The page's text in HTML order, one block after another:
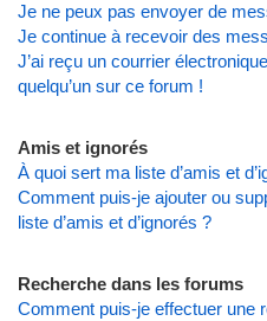
Je ne peux pas envoyer de
Je continue à recevoir des
J’ai reçu un courrier
quelqu’un sur ce forum !
Amis et ignorés
À quoi sert ma liste d’amis et
Comment puis-je ajouter ou
liste d’amis et d’ignorés ?
Recherche dans les forums
Comment puis-je effectuer une